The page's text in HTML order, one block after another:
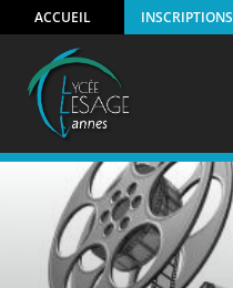
ACCUEIL INSCRIPTIONS